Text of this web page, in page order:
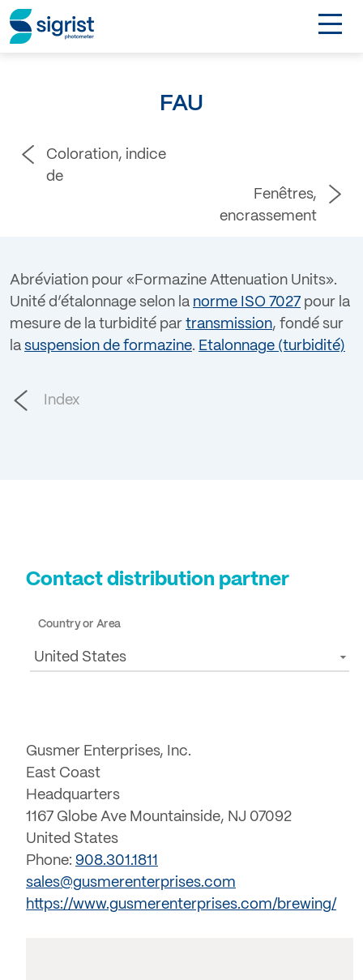
Login
FAU
Coloration, indice
de
Fenêtres,
encrassement
Abréviation pour «Formazine Attenuation Units».
Unité d’étalonnage selon la norme ISO 7027 pour la
mesure de la turbidité par transmission, fondé sur
la suspension de formazine. Etalonnage (turbidité)
Index
Contact distribution partner
Country or Area
United States
Gusmer Enterprises, Inc.
East Coast
Headquarters
1167 Globe Ave Mountainside, NJ 07092
United States
Phone: 908.301.1811
sales@gusmerenterprises.com
https://www.gusmerenterprises.com/brewing/